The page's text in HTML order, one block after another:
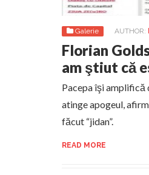
Galerie AUTHOR:
Florian
am ştiut că
Pacepa îşi amplifică
atinge apogeul,
făcut “jidan”.
READ MORE